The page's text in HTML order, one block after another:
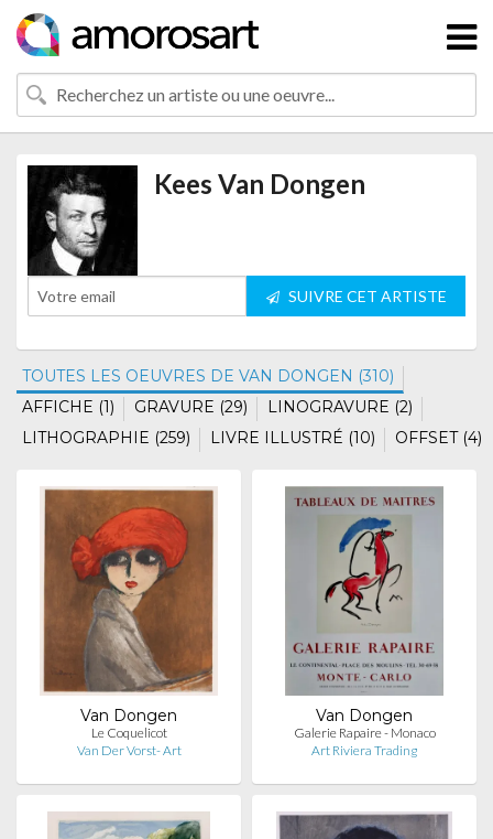
Kees Van Dongen
SUIVRE CET ARTISTE
TOUTES LES OEUVRES DE VAN DONGEN (310)
AFFICHE (1)
GRAVURE (29)
LINOGRAVURE (2)
LITHOGRAPHIE (259)
LIVRE ILLUSTRÉ (10) OFFSET (4)
Van Dongen
Le Coquelicot
Van Der Vorst- Art
Van Dongen
Galerie Rapaire - Monaco
Art Riviera Trading